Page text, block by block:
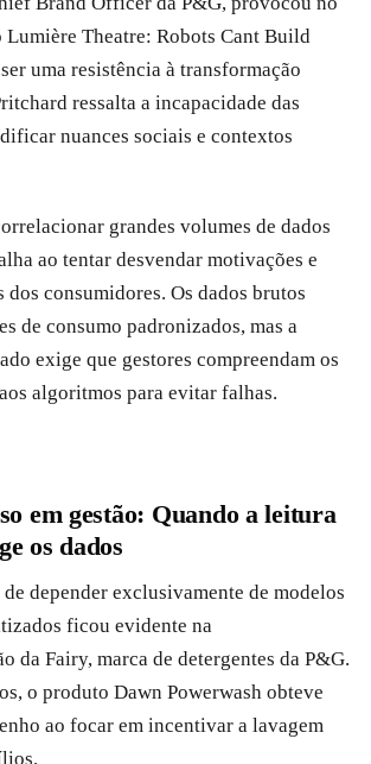
Theatre: Robots Cant Build
uma resistência à transformação
ressalta a incapacidade das
nuances sociais e contextos
grandes volumes de dados
ao tentar desvendar motivações e
dos consumidores. Os dados brutos
de consumo padronizados, mas a
exige que gestores compreendam os
algoritmos para evitar falhas.
em gestão: Quando a leitura
os dados
depender exclusivamente de modelos
ficou evidente na
da Fairy, marca de detergentes da P&G.
o produto Dawn Powerwash obteve
ao focar em incentivar a lavagem